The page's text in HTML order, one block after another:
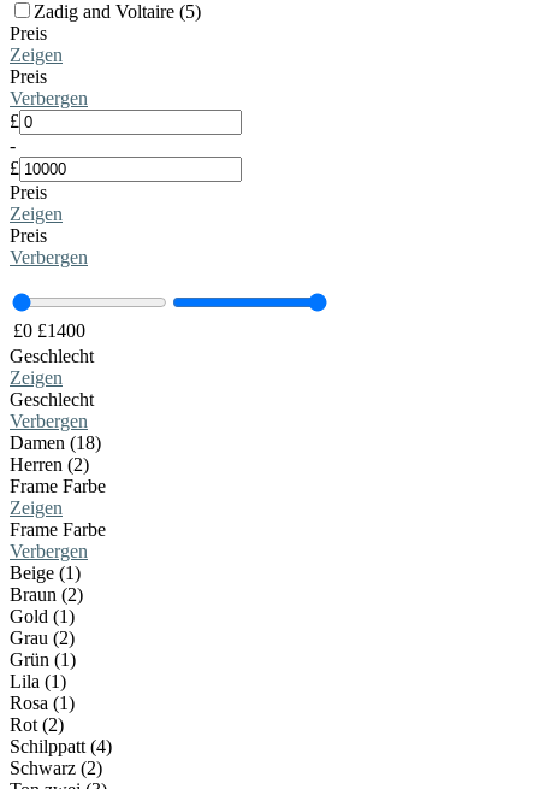
Zadig and Voltaire (5)
Preis
Zeigen
Preis
Verbergen
£
-
£
Preis
Zeigen
Preis
Verbergen
£0 £1400
Geschlecht
Zeigen
Geschlecht
Verbergen
Damen (18)
Herren (2)
Frame Farbe
Zeigen
Frame Farbe
Verbergen
Beige (1)
Braun (2)
Gold (1)
Grau (2)
Grün (1)
Lila (1)
Rosa (1)
Rot (2)
Schilppatt (4)
Schwarz (2)